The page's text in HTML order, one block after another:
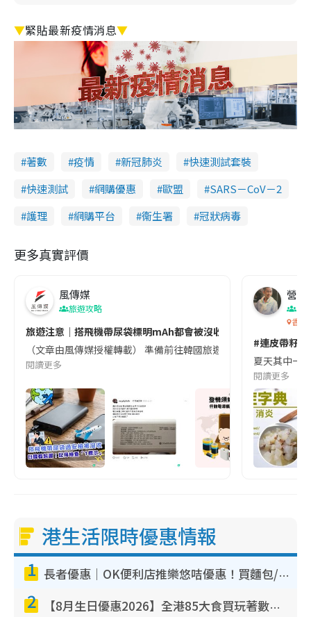
▼緊貼最新疫情消息▼
著數 疫情 新冠肺炎
快速測試套裝
快速測試
網購優惠 歐盟
SARS－CoV－2
護理
網購平台 衞生署 冠狀病毒
更多真實評價
風傳媒
旅遊攻略
旅遊注意｜搭飛機帶尿袋標明mAh都會被沒收😱出發前切記檢查
（文章由風傳媒授權轉載） 準備前往韓國旅遊的民眾，近期要
閱讀更多
營養
香港
#連皮帶籽
夏天其中一
閱讀更多
港生活限時優惠情報
1 長者優惠｜OK便利店推樂悠咭優惠！買麵包/牛奶/保健品拍卡即減
2 【8月生日優惠2026】全港85大食買玩著數攻略 自助餐/火鍋放題同行免費＋誠品/DONKI送現金券